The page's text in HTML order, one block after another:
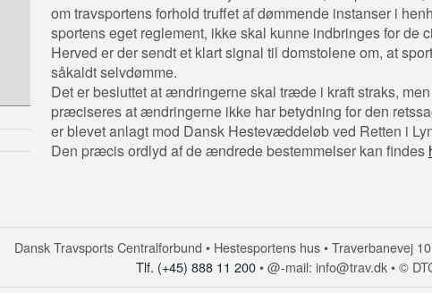
om travsportens forhold truffet af dømmende instanser i
sportens eget reglement, ikke skal kunne indbringes for de
Herved er der sendt et klart signal til domstolene om, at
såkaldt selvdømme.
Det er besluttet at ændringerne skal træde i kraft straks,
præciseres at ændringerne ikke har betydning for den
er blevet anlagt mod Dansk Hestevæddeløb ved Retten i
Den præcis ordlyd af de ændrede bestemmelser kan findes
Dansk Travsports Centralforbund • Hestesportens hus • Traverbanevej
Tlf. (+45) 888 11 200• @-mail: info@trav.dk • ©